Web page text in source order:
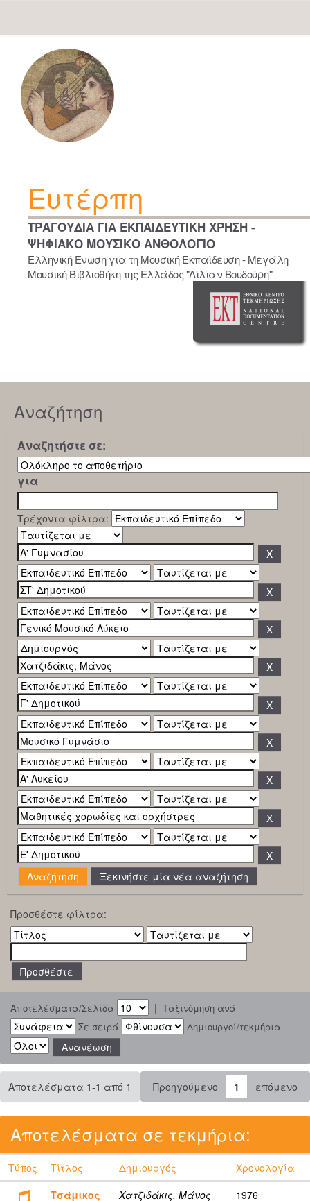
navigation
Ευτέρπη
ΤΡΑΓΟΥΔΙΑ ΓΙΑ ΕΚΠΑΙΔΕΥΤΙΚΗ ΧΡΗΣΗ -
ΨΗΦΙΑΚΟ ΜΟΥΣΙΚΟ ΑΝΘΟΛΟΓΙΟ
Ελληνική Ένωση για τη Μουσική Εκπαίδευση - Μεγάλη
Μουσική Βιβλιοθήκη της Ελλάδος "Λίλιαν Βουδούρη"
Αναζήτηση
Αναζητήστε σε:
για
Τρέχοντα φίλτρα:
Ξεκινήστε μία νέα αναζήτηση
Προσθέστε φίλτρα:
Αποτελέσματα/Σελίδα | Ταξινόμηση ανά
Σε σειρά
Δημιουργοί/τεκμήρια
Αποτελέσματα 1-1 από 1 Προηγούμενο 1 επόμενο
Αποτελέσματα σε τεκμήρια:
Τύπος Τίτλος Δημιουργός
Χρονολογία
Τσάμικος
Χατζιδάκις, Μάνος 1976